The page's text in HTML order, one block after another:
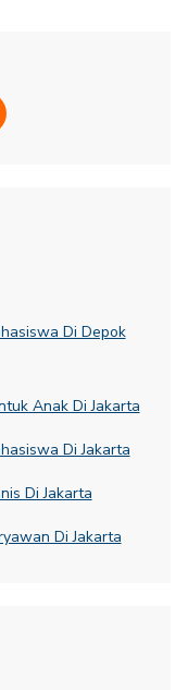
Di Depok
Anak Di Jakarta
Di Jakarta
Di Jakarta
Di Jakarta